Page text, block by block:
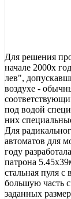
Для решения
начале 2000х
лев",
воздухе -
под водой
них
Для
автоматов для
году
патрона
стальная пуля
большую часть
заданных